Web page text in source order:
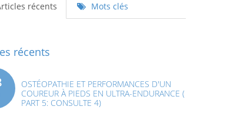
récents Mots clés
récents
OSTÉOPATHIE ET PERFORMANCES D'UN
COUREUR À PIEDS EN ULTRA-ENDURANCE (
PART 5: CONSULTE 4)